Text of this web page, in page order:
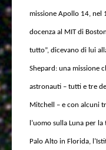
missione Apollo 14, nel
docenza al MIT di
tutto”, dicevano di lui
Shepard: una missione
astronauti – tutti e tre
Mitchell – e con alcuni
l’uomo sulla Luna per
Palo Alto in Florida,